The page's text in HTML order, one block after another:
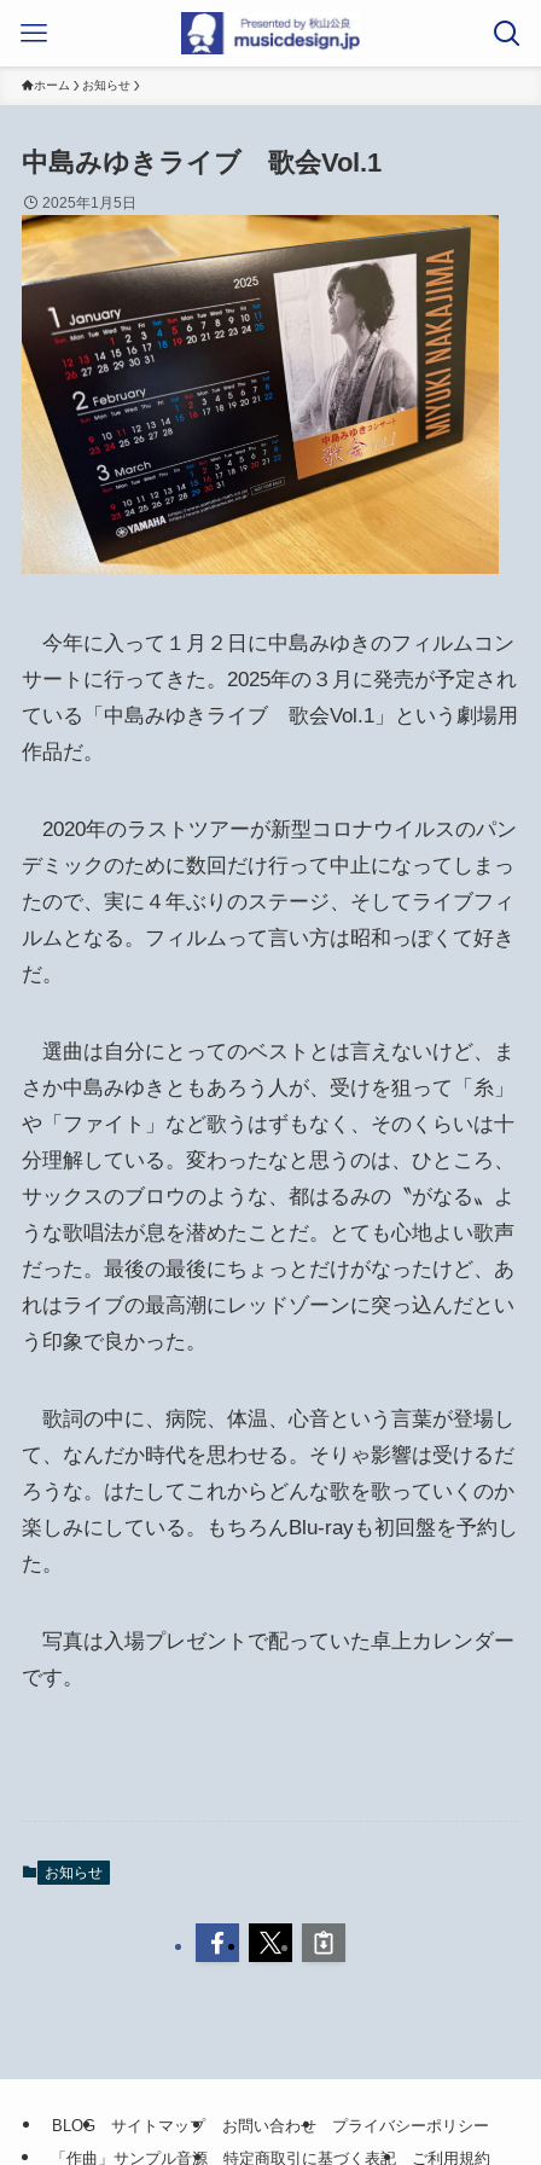
ホーム お知らせ
中島みゆきライブ 歌会Vol.1
2025年1月5日
今年に入って１月２日に中島みゆきのフィルムコン
サートに行ってきた。2025年の３月に発売が予定され
ている「中島みゆきライブ 歌会Vol.1」という劇場用
作品だ。
2020年のラストツアーが新型コロナウイルスのパン
デミックのために数回だけ行って中止になってしまっ
たので、実に４年ぶりのステージ、そしてライブフィ
ルムとなる。フィルムって言い方は昭和っぽくて好き
だ。
選曲は自分にとってのベストとは言えないけど、ま
さか中島みゆきともあろう人が、受けを狙って「糸」
や「ファイト」など歌うはずもなく、そのくらいは十
分理解している。変わったなと思うのは、ひところ、
サックスのブロウのような、都はるみの〝がなる〟よ
うな歌唱法が息を潜めたことだ。とても心地よい歌声
だった。最後の最後にちょっとだけがなったけど、あ
れはライブの最高潮にレッドゾーンに突っ込んだとい
う印象で良かった。
歌詞の中に、病院、体温、心音という言葉が登場し
て、なんだか時代を思わせる。そりゃ影響は受けるだ
ろうな。はたしてこれからどんな歌を歌っていくのか
楽しみにしている。もちろんBlu-rayも初回盤を予約し
た。
写真は入場プレゼントで配っていた卓上カレンダー
です。
お知らせ
BLOG サイトマップ お問い合わせ
プライバシーポリシー
「作曲」サンプル音源
特定商取引に基づく表記 ご利用規約